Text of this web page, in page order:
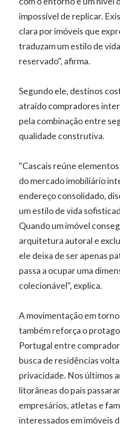
impossível de replicar.
clara por imóveis que
traduzam um estilo de
reservado", afirma.
Segundo ele, destinos
atraído compradores
pela combinação entre
qualidade construtiva.
"Cascais reúne
do mercado imobiliário
endereço consolidado,
um estilo de vida
Quando um imóvel
arquitetura autoral e
ele deixa de ser apenas
passa a ocupar uma
colecionável", explica.
A movimentação em
também reforça o
Portugal entre
busca de residências
privacidade. Nos últimos
litorâneas do país
empresários, atletas e
interessados em imóveis